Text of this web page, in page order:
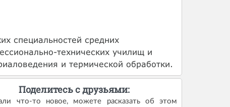
специальностей средних
технических училищ и
и термической обработки.
Поделитесь с друзьями:
что-то новое, можете расказать об этом